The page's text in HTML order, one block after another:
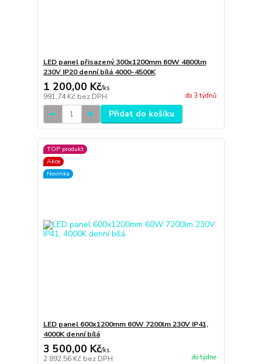
LED panel přisazený 300x1200mm 60W 4800lm
230V IP20 denní bílá 4000-4500K
1 200,00 Kč/ks
991,74 Kč bez DPH do 3 týdnů
Přidat do košíku
TOP produkt
Akce
Novinka
LED panel 600x1200mm 60W 7200lm 230V IP41,
4000K denní bílá
3 500,00 Kč/ks
2 892,56 Kč bez DPH do týdne